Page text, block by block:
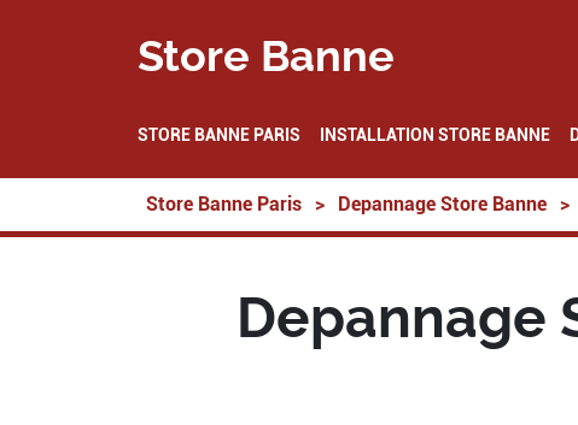
Store Banne
STORE BANNE PARIS INSTALLATION STORE BANNE
Store Banne Paris > Depannage Store Banne >
Depannage